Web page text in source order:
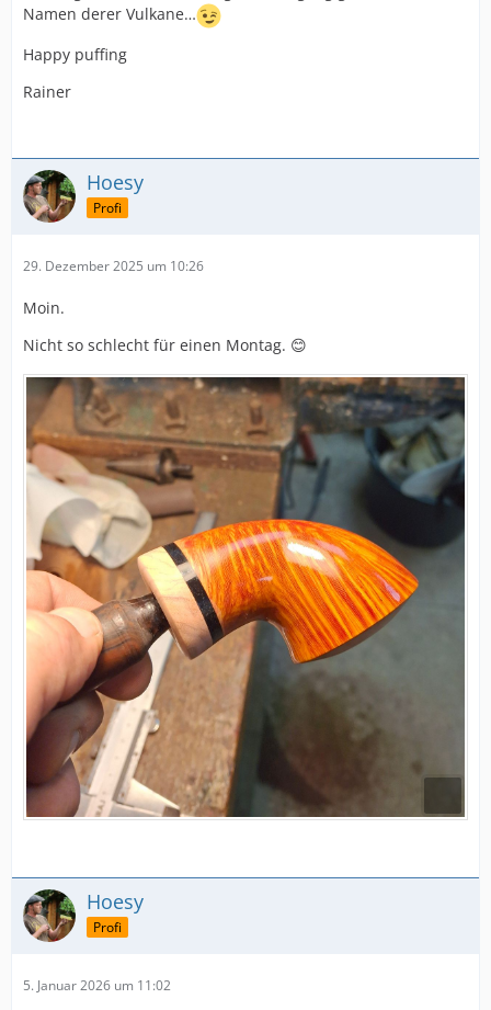
Namen derer Vulkane…
Happy puffing
Rainer
Hoesy
Profi
29. Dezember 2025 um 10:26
Moin.
Nicht so schlecht für einen Montag. 😊
Hoesy
Profi
5. Januar 2026 um 11:02